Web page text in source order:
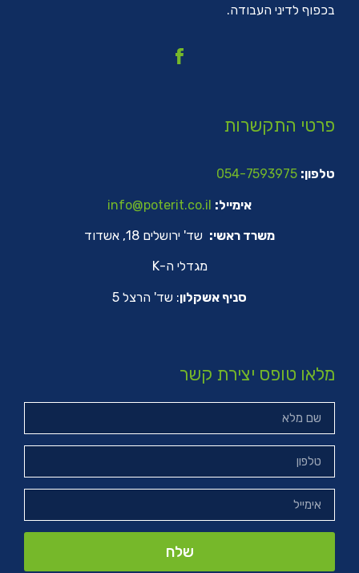
בכפוף לדיני העבודה.
פרטי התקשרות
טלפון: 054-7593975
אימייל: info@poterit.co.il
משרד ראשי: שד' ירושלים 18, אשדוד
מגדלי ה-K
סניף אשקלון: שד' הרצל 5
מלאו טופס יצירת קשר
שלח